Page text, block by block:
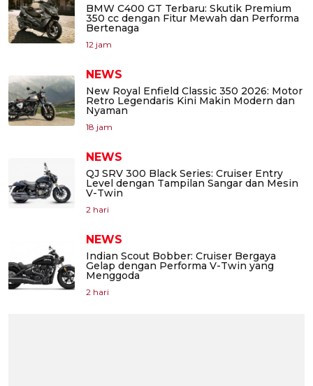
BMW C400 GT Terbaru: Skutik Premium
350 cc dengan Fitur Mewah dan Performa
Bertenaga
12 jam
NEWS
New Royal Enfield Classic 350 2026: Motor
Retro Legendaris Kini Makin Modern dan
Nyaman
18 jam
NEWS
QJ SRV 300 Black Series: Cruiser Entry
Level dengan Tampilan Sangar dan Mesin
V-Twin
2 hari
NEWS
Indian Scout Bobber: Cruiser Bergaya
Gelap dengan Performa V-Twin yang
Menggoda
2 hari